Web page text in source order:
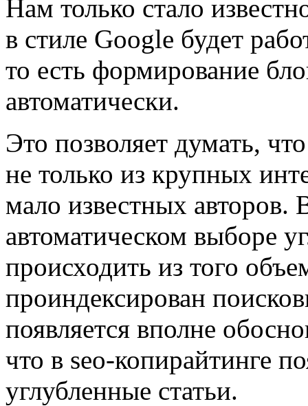
Нам только стало
в стиле Google будет
то есть формирование
автоматически.
Это позволяет думать,
не только из крупных
мало известных авторов.
автоматическом выборе
происходить из того
проиндексирован
появляется вполне
что в seo-копирайтинге
углубленные статьи.